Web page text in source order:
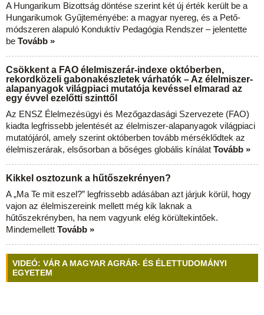
A Hungarikum Bizottság döntése szerint két új érték került be a
Hungarikumok Gyűjteményébe: a magyar nyereg, és a Pető-
módszeren alapuló Konduktív Pedagógia Rendszer – jelentette
be Tovább »
Csökkent a FAO élelmiszerár-indexe októberben,
rekordközeli gabonakészletek várhatók – Az élelmiszer-
alapanyagok világpiaci mutatója kevéssel elmarad az
egy évvel ezelőtti szinttől
Az ENSZ Élelmezésügyi és Mezőgazdasági Szervezete (FAO)
kiadta legfrissebb jelentését az élelmiszer-alapanyagok világpiaci
mutatójáról, amely szerint októberben tovább mérséklődtek az
élelmiszerárak, elsősorban a bőséges globális kínálat Tovább »
Kikkel osztozunk a hűtőszekrényen?
A „Ma Te mit eszel?” legfrissebb adásában azt járjuk körül, hogy
vajon az élelmiszereink mellett még kik laknak a
hűtőszekrényben, ha nem vagyunk elég körültekintőek.
Mindemellett Tovább »
VIDEÓ: VÁR A MAGYAR AGRÁR- ÉS ÉLETTUDOMÁNYI
EGYETEM